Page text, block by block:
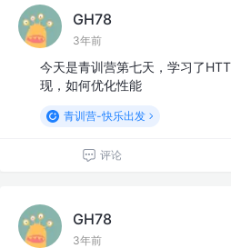
GH78
3年前
今天是青训营第七天，学习了
现，如何优化性能
青训营-快乐出发
评论
GH78
3年前